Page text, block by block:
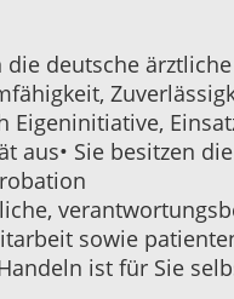
die deutsche
Eigeninitiative,
aus• Sie besitzen
sowie
ist für Sie